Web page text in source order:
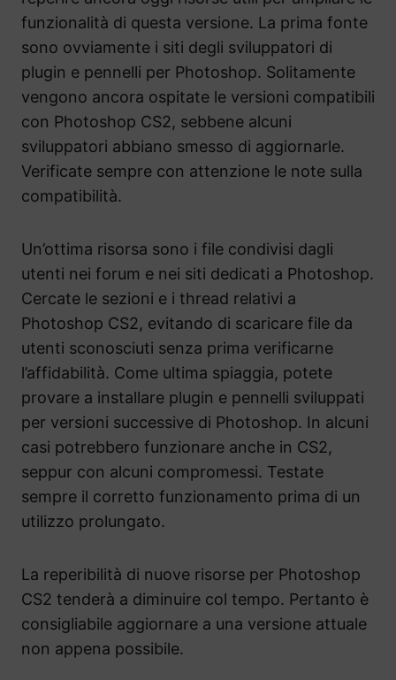
funzionalità di questa versione. La prima fonte
sono ovviamente i siti degli sviluppatori di
plugin e pennelli per Photoshop. Solitamente
vengono ancora ospitate le versioni compatibili
con Photoshop CS2, sebbene alcuni
sviluppatori abbiano smesso di aggiornarle.
Verificate sempre con attenzione le note sulla
compatibilità.
Un’ottima risorsa sono i file condivisi dagli
utenti nei forum e nei siti dedicati a Photoshop.
Cercate le sezioni e i thread relativi a
Photoshop CS2, evitando di scaricare file da
utenti sconosciuti senza prima verificarne
l’affidabilità. Come ultima spiaggia, potete
provare a installare plugin e pennelli sviluppati
per versioni successive di Photoshop. In alcuni
casi potrebbero funzionare anche in CS2,
seppur con alcuni compromessi. Testate
sempre il corretto funzionamento prima di un
utilizzo prolungato.
La reperibilità di nuove risorse per Photoshop
CS2 tenderà a diminuire col tempo. Pertanto è
consigliabile aggiornare a una versione attuale
non appena possibile.